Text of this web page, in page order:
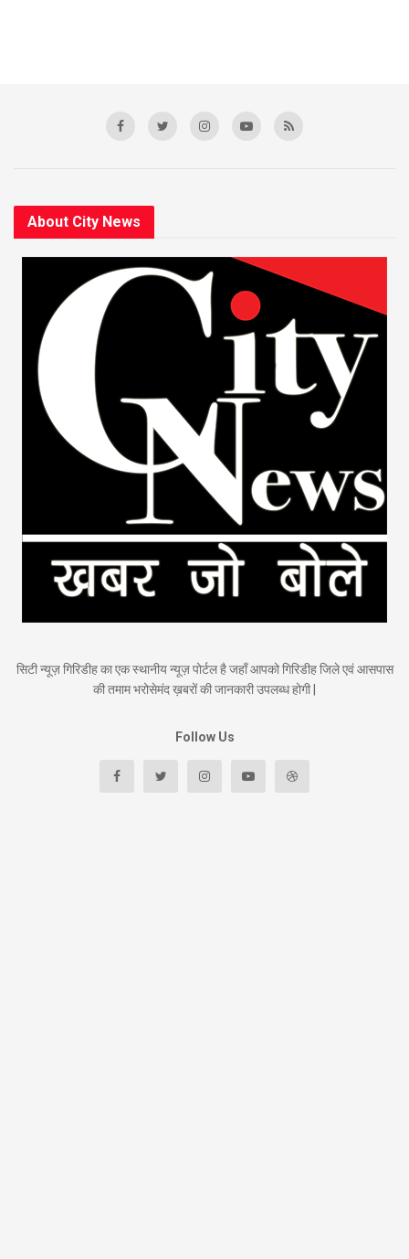
About City News
सिटी न्यूज़ गिरिडीह का एक स्थानीय न्यूज़ पोर्टल है जहाँ आपको गिरिडीह जिले एवं आसपास
की तमाम भरोसेमंद ख़बरों की जानकारी उपलब्ध होगी |
Follow Us